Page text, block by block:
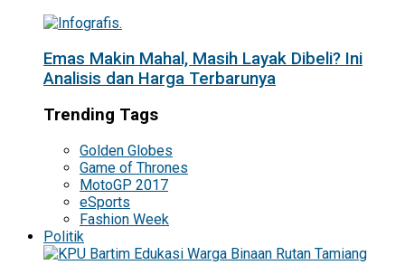
Emas Makin Mahal, Masih Layak Dibeli? Ini
Analisis dan Harga Terbarunya
Trending Tags
Golden Globes
Game of Thrones
MotoGP 2017
eSports
Fashion Week
Politik